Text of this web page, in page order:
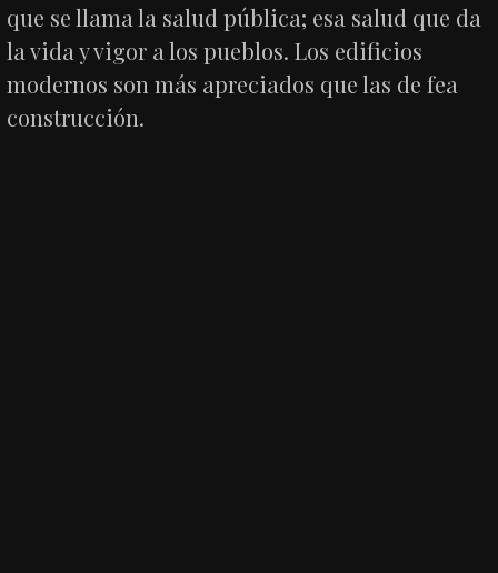
que se llama la salud pública; esa salud que da
la vida y vigor a los pueblos. Los edificios
modernos son más apreciados que las de fea
construcción.